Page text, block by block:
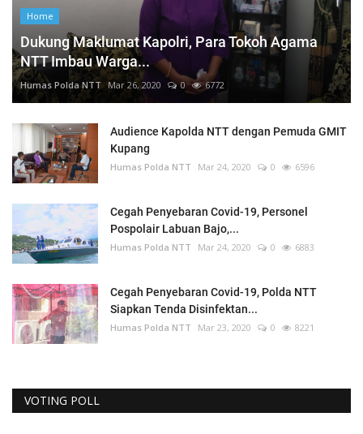
Home
Dukung Maklumat Kapolri, Para Tokoh Agama
NTT Imbau Warga...
Humas Polda NTT Mar 26, 2020 0 6772
Audience Kapolda NTT dengan Pemuda GMIT
Kupang
Humas Polda NTT Mar 24, 2020 0 6596
Cegah Penyebaran Covid-19, Personel
Pospolair Labuan Bajo,...
Humas Polda NTT Mar 24, 2020 0 6883
Cegah Penyebaran Covid-19, Polda NTT
Siapkan Tenda Disinfektan...
Humas Polda NTT Mar 23, 2020 0 8221
VOTING POLL